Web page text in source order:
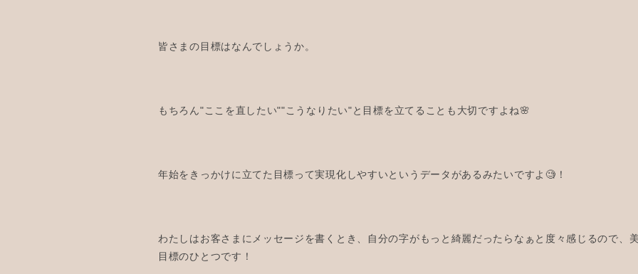
皆さまの目標はなんでしょうか。
もちろん"ここを直したい""こうなりたい"と目標を立てることも大切ですよね🌸
年始をきっかけに立てた目標って実現化しやすいというデータがあるみたいですよ🧐！
わたしはお客さまにメッセージを書くとき、自分の字がもっと綺麗だったらなぁと度々感じるので、
目標のひとつです！